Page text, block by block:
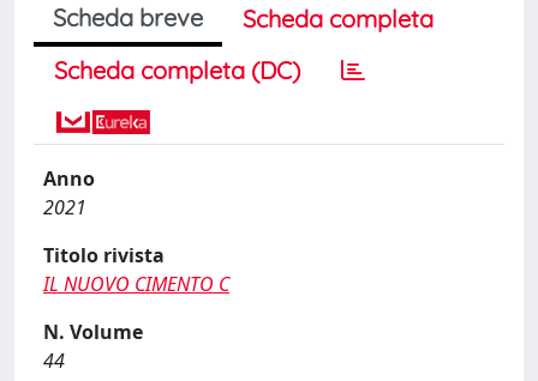
Scheda breve
Scheda completa
Scheda completa (DC)
Anno
2021
Titolo rivista
IL NUOVO CIMENTO C
N. Volume
44